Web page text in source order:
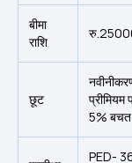
बीमा
राशि
छूट
5% बचत
PED-